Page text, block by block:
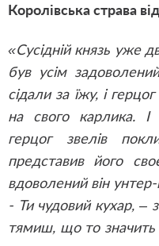
Королівська страва
«Сусідній князь уже
був усім
сідали за їжу, і
на свого карлика. І
герцог звелів
представив його
вдоволений він
- Ти чудовий кухар, –
тямиш, що то значить